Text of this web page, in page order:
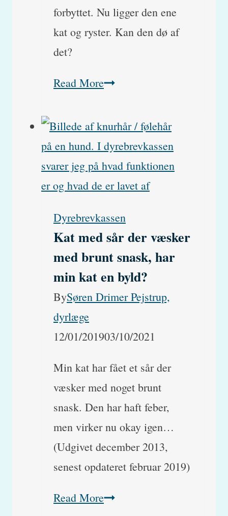
forbyttet. Nu ligger den ene
kat og ryster. Kan den dø af
det?
Read MoreMine
har
fået
Bayvantic.
Hvad
jeg
gøre?
Dyrebrevkassen
Kat med sår der væsker
med brunt snask, har
min kat en byld?
BySøren Drimer Pejstrup,
dyrlæge
12/01/201903/10/2021
Min kat har fået et sår der
væsker med noget brunt
snask. Den har haft feber,
men virker nu okay igen…
(Udgivet december 2013,
senest opdateret februar 2019)
Read MoreKat